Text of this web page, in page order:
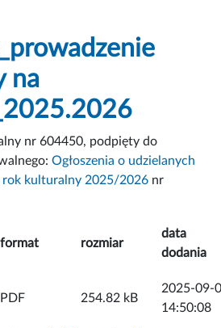
na
nr 604450, podpięty do
Ogłoszenia o udzielanych
rok kulturalny 2025/2026 nr
format rozmiar
data
dodania
ZAŁĄCZNIK
PDF 254.82 kB
2025-09-
14:50:08